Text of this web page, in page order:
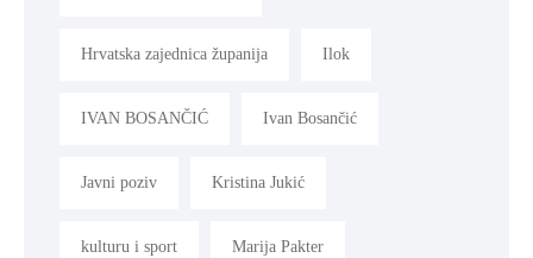
Hrvatska zajednica županija Ilok
IVAN BOSANČIĆ Ivan Bosančić
Javni poziv Kristina Jukić
kulturu i sport Marija Pakter